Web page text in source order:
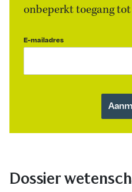
onbeperkt toegang
E-mailadres
Dossier